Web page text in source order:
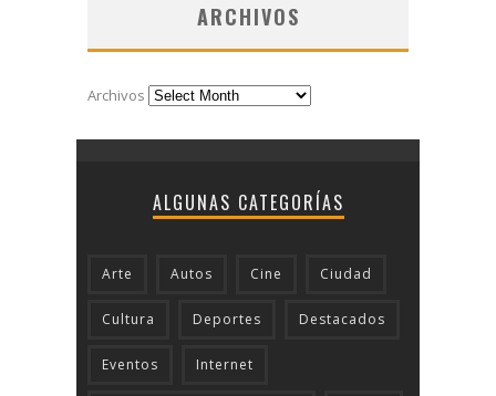
ARCHIVOS
Archivos
ALGUNAS CATEGORÍAS
Arte Autos Cine Ciudad
Cultura Deportes Destacados
Eventos Internet